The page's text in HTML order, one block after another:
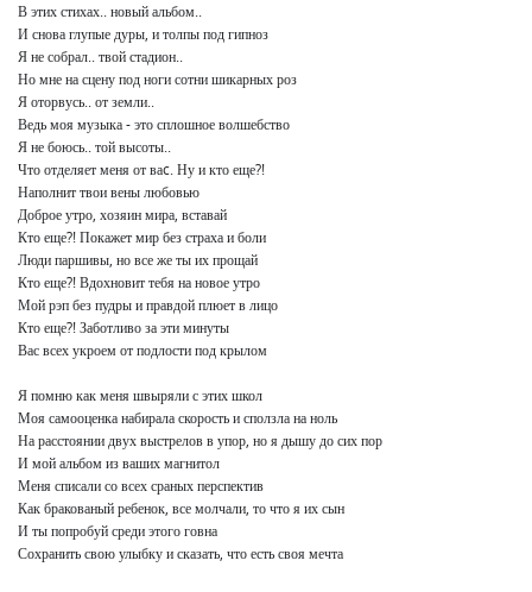
В этих стихах.. новый альбом..
И снова глупые дуры, и толпы под гипноз
Я не собрал.. твой стадион..
Но мне на сцену под ноги сотни шикарных роз
Я оторвусь.. от земли..
Ведь моя музыка - это сплошное волшебство
Я не боюсь.. той высоты..
Что отделяет меня от ваc. Ну и кто еще?!
Наполнит твои вены любовью
Доброе утро, хозяин мира, вставай
Кто еще?! Покажет мир без страха и боли
Люди паршивы, но все же ты их прощай
Кто еще?! Вдохновит тебя на новое утро
Мой рэп без пудры и правдой плюет в лицо
Кто еще?! Заботливо за эти минуты
Вас всех укроем от подлости под крылом
Я помню как меня швыряли с этих школ
Моя самооценка набирала скорость и сползла на ноль
На расстоянии двух выстрелов в упор, но я дышу до сих пор
И мой альбом из ваших магнитол
Меня списали со всех сраных перспектив
Как бракованый ребенок, все молчали, то что я их сын
И ты попробуй среди этого говна
Сохранить свою улыбку и сказать, что есть своя мечта